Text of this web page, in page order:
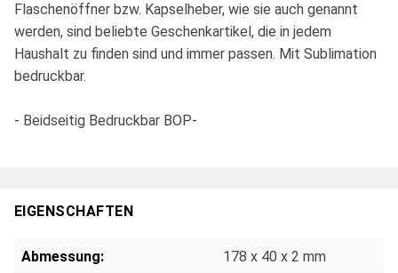
Flaschenöffner bzw. Kapselheber, wie sie auch genannt
werden, sind beliebte Geschenkartikel, die in jedem
Haushalt zu finden sind und immer passen. Mit Sublimation
bedruckbar.
- Beidseitig Bedruckbar BOP-
EIGENSCHAFTEN
Abmessung: 178 x 40 x 2 mm